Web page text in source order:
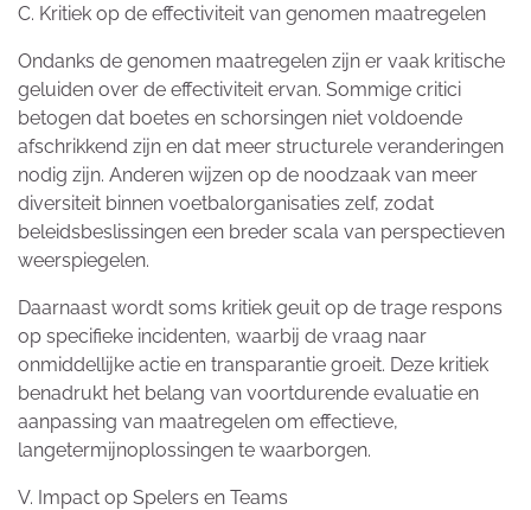
C. Kritiek op de effectiviteit van genomen maatregelen
Ondanks de genomen maatregelen zijn er vaak kritische
geluiden over de effectiviteit ervan. Sommige critici
betogen dat boetes en schorsingen niet voldoende
afschrikkend zijn en dat meer structurele veranderingen
nodig zijn. Anderen wijzen op de noodzaak van meer
diversiteit binnen voetbalorganisaties zelf, zodat
beleidsbeslissingen een breder scala van perspectieven
weerspiegelen.
Daarnaast wordt soms kritiek geuit op de trage respons
op specifieke incidenten, waarbij de vraag naar
onmiddellijke actie en transparantie groeit. Deze kritiek
benadrukt het belang van voortdurende evaluatie en
aanpassing van maatregelen om effectieve,
langetermijnoplossingen te waarborgen.
V. Impact op Spelers en Teams